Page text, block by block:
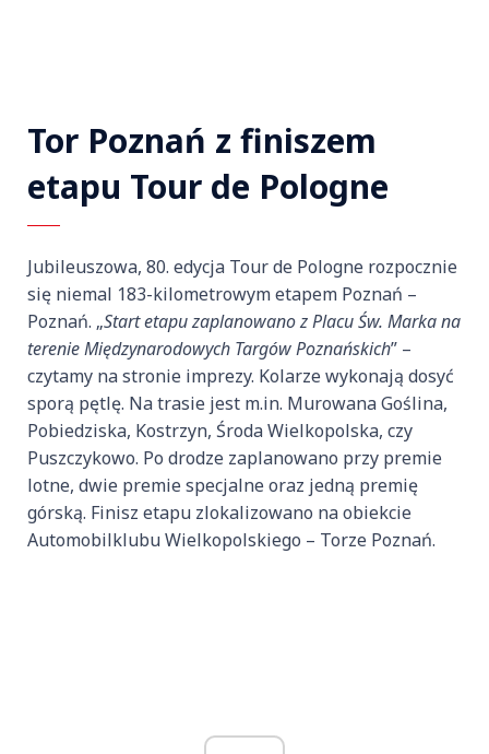
Tor Poznań z finiszem
etapu Tour de Pologne
Jubileuszowa, 80. edycja Tour de Pologne rozpocznie
się niemal 183-kilometrowym etapem Poznań –
Poznań. „Start etapu zaplanowano z Placu Św. Marka na
terenie Międzynarodowych Targów Poznańskich” –
czytamy na stronie imprezy. Kolarze wykonają dosyć
sporą pętlę. Na trasie jest m.in. Murowana Goślina,
Pobiedziska, Kostrzyn, Środa Wielkopolska, czy
Puszczykowo. Po drodze zaplanowano przy premie
lotne, dwie premie specjalne oraz jedną premię
górską. Finisz etapu zlokalizowano na obiekcie
Automobilklubu Wielkopolskiego – Torze Poznań.